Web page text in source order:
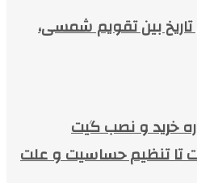
تاریخ بین تقویم شمسی،
خرید و نصب گیت
تا تنظیم حساسیت و علت